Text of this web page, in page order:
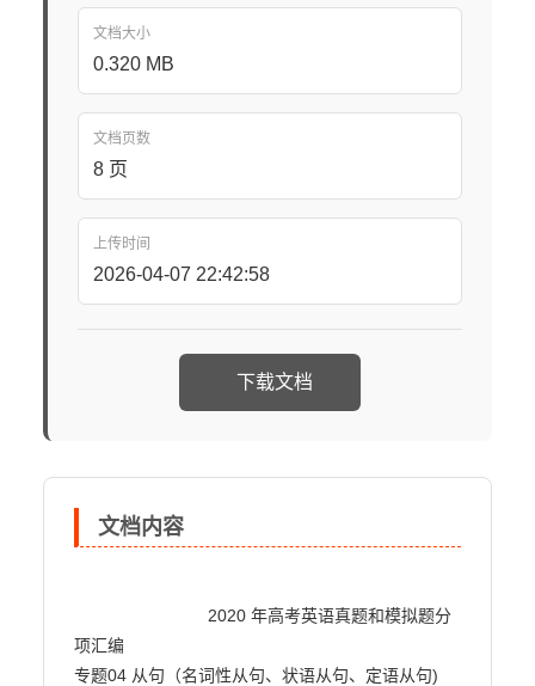
文档大小
0.320 MB
文档页数
8 页
上传时间
2026-04-07 22:42:58
下载文档
文档内容